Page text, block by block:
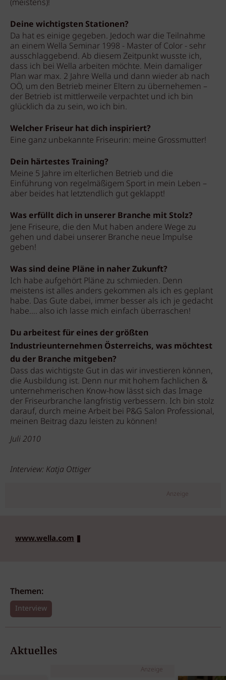
(meistens)!
Deine wichtigsten Stationen?
Da hat es einige gegeben. Jedoch war die Teilnahme
an einem Wella Seminar 1998 - Master of Color - sehr
ausschlaggebend. Ab diesem Zeitpunkt wusste ich,
dass ich bei Wella arbeiten möchte. Mein damaliger
Plan war max. 2 Jahre Wella und dann wieder ab nach
OÖ, um den Betrieb meiner Eltern zu übernehemen –
der Betrieb ist mittlerweile verpachtet und ich bin
glücklich da zu sein, wo ich bin.
Welcher Friseur hat dich inspiriert?
Eine ganz unbekannte Friseurin: meine Grossmutter!
Dein härtestes Training?
Meine 5 Jahre im elterlichen Betrieb und die
Einführung von regelmäßigem Sport in mein Leben –
aber beides hat letztendlich gut geklappt!
Was erfüllt dich in unserer Branche mit Stolz?
Jene Friseure, die den Mut haben andere Wege zu
gehen und dabei unserer Branche neue Impulse
geben!
Was sind deine Pläne in naher Zukunft?
Ich habe aufgehört Pläne zu schmieden. Denn
meistens ist alles anders gekommen als ich es geplant
habe. Das Gute dabei, immer besser als ich je gedacht
habe…. also ich lasse mich einfach überraschen!
Du arbeitest für eines der größten
Industrieunternehmen Österreichs, was möchtest
du der Branche mitgeben?
Dass das wichtigste Gut in das wir investieren können,
die Ausbildung ist. Denn nur mit hohem fachlichen &
unternehmerischen Know-how lässt sich das Image
der Friseurbranche langfristig verbessern. Ich bin stolz
darauf, durch meine Arbeit bei P&G Salon Professional,
meinen Beitrag dazu leisten zu können!
Juli 2010
Interview: Katja Ottiger
Anzeige
www.wella.com
Themen:
Interview
Aktuelles
Anzeige